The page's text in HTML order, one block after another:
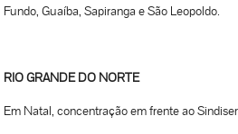
Fundo, Guaíba, Sapiranga e São Leopoldo.
RIO GRANDE DO NORTE
Em Natal, concentração em frente ao